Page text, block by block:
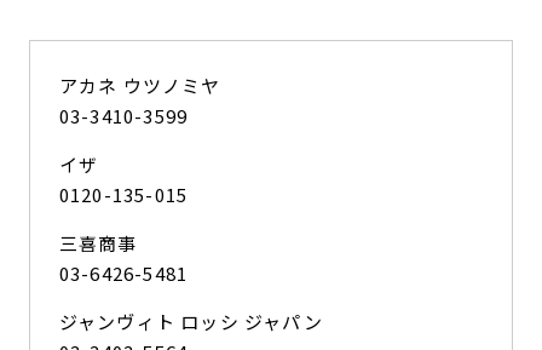
アカネ ウツノミヤ
03-3410-3599
イザ
0120-135-015
三喜商事
03-6426-5481
ジャンヴィト ロッシ ジャパン